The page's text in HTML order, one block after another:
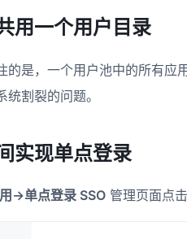
用一个用户目录
的是，一个用户池中的所有应
割裂的问题。
实现单点登录
->单点登录 SSO 管理页面点击